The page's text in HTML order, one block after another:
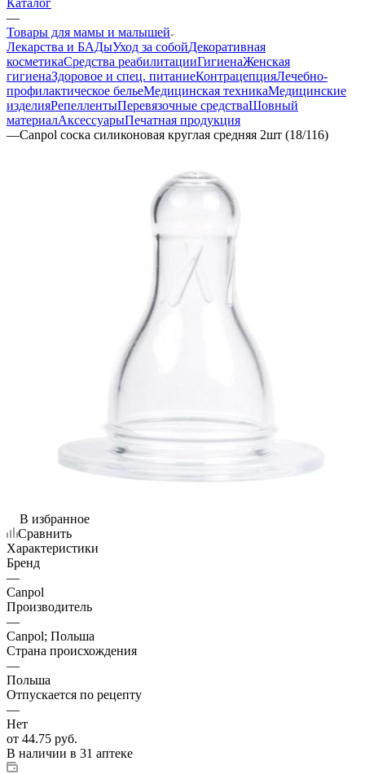
—
Товары для мамы и малышей
Лекарства и БАДыУход за собойДекоративная
косметикаСредства реабилитацииГигиенаЖенская
гигиенаЗдоровое и спец. питаниеКонтрацепцияЛечебно-
профилактическое бельеМедицинская техникаМедицинские
изделияРепеллентыПеревязочные средстваШовный
материалАксессуарыПечатная продукция
—Canpol соска силиконовая круглая средняя 2шт (18/116)
В избранное
Сравнить
Характеристики
Бренд
—
Canpol
Производитель
—
Canpol; Польша
Страна происхождения
—
Польша
Отпускается по рецепту
—
Нет
от 44.75 руб.
В наличии в 31 аптеке